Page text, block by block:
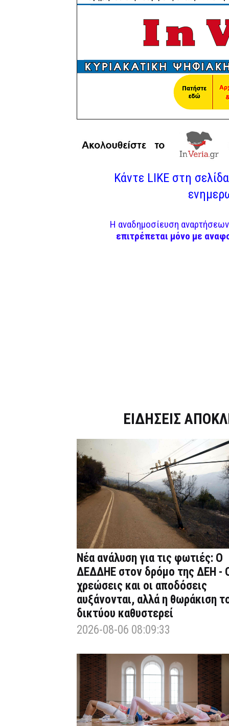
Κάντε LIKE στη
Η αναδημοσίευση
επιτρέπεται μόνο με
ΕΙΔΗΣΕΙΣ
Νέα ανάλυση για τις φωτιές: Ο
ΔΕΔΔΗΕ στον δρόμο της ΔΕΗ -
χρεώσεις και οι αποδόσεις
αυξάνονται, αλλά η θωράκιση
δικτύου καθυστερεί
2026-08-06 08:09:33